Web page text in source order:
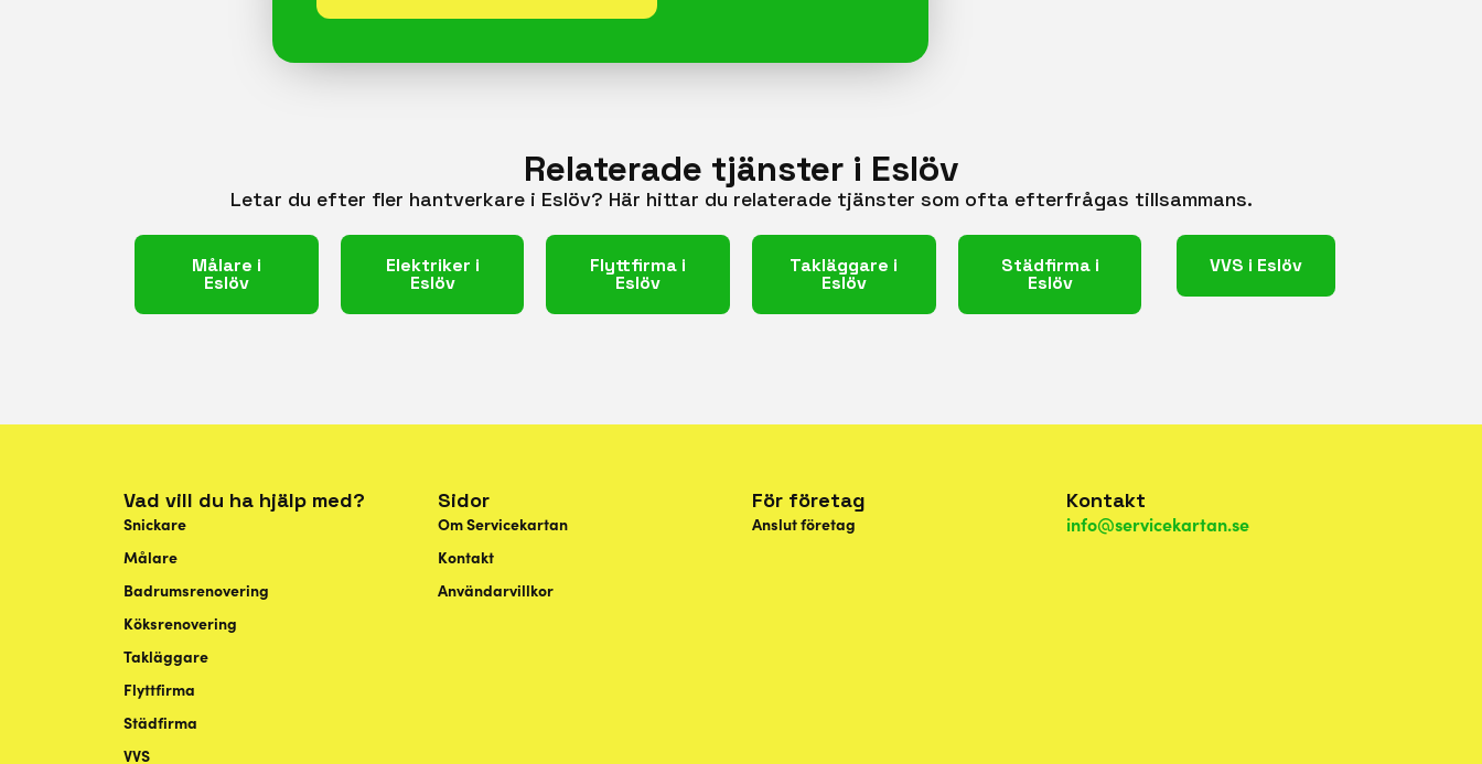
Relaterade tjänster i Eslöv
Letar du efter fler hantverkare i Eslöv? Här hittar du relaterade tjänster som ofta efterfrågas tillsammans.
Målare i
Eslöv
Elektriker i
Eslöv
Flyttfirma i
Eslöv
Takläggare i
Eslöv
Städfirma i
Eslöv
VVS i Eslöv
Vad vill du ha hjälp med?
Snickare
Målare
Badrumsrenovering
Köksrenovering
Takläggare
Flyttfirma
Städfirma
VVS
Sidor
Om Servicekartan
Kontakt
Användarvillkor
För företag
Anslut företag
Kontakt
info@servicekartan.se